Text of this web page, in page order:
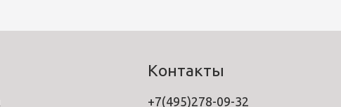
Контакты
+7(495)278-09-32